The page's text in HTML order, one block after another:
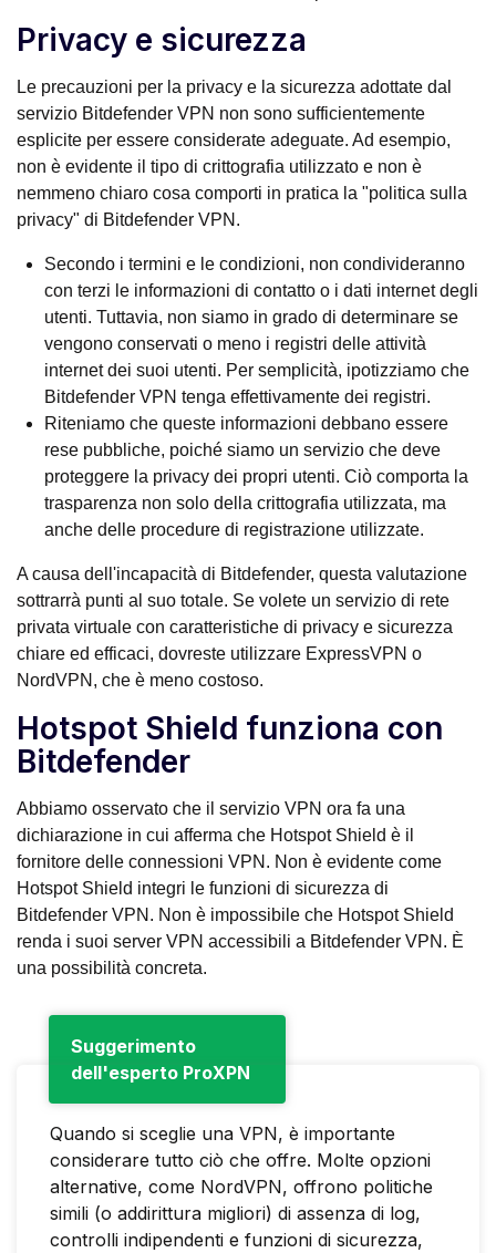
Privacy e sicurezza
Le precauzioni per la privacy e la sicurezza adottate dal
servizio Bitdefender VPN non sono sufficientemente
esplicite per essere considerate adeguate. Ad esempio,
non è evidente il tipo di crittografia utilizzato e non è
nemmeno chiaro cosa comporti in pratica la "politica sulla
privacy" di Bitdefender VPN.
Secondo i termini e le condizioni, non condivideranno
con terzi le informazioni di contatto o i dati internet degli
utenti. Tuttavia, non siamo in grado di determinare se
vengono conservati o meno i registri delle attività
internet dei suoi utenti. Per semplicità, ipotizziamo che
Bitdefender VPN tenga effettivamente dei registri.
Riteniamo che queste informazioni debbano essere
rese pubbliche, poiché siamo un servizio che deve
proteggere la privacy dei propri utenti. Ciò comporta la
trasparenza non solo della crittografia utilizzata, ma
anche delle procedure di registrazione utilizzate.
A causa dell'incapacità di Bitdefender, questa valutazione
sottrarrà punti al suo totale. Se volete un servizio di rete
privata virtuale con caratteristiche di privacy e sicurezza
chiare ed efficaci, dovreste utilizzare ExpressVPN o
NordVPN, che è meno costoso.
Hotspot Shield funziona con
Bitdefender
Abbiamo osservato che il servizio VPN ora fa una
dichiarazione in cui afferma che Hotspot Shield è il
fornitore delle connessioni VPN. Non è evidente come
Hotspot Shield integri le funzioni di sicurezza di
Bitdefender VPN. Non è impossibile che Hotspot Shield
renda i suoi server VPN accessibili a Bitdefender VPN. È
una possibilità concreta.
Suggerimento
dell'esperto ProXPN
Quando si sceglie una VPN, è importante
considerare tutto ciò che offre. Molte opzioni
alternative, come NordVPN, offrono politiche
simili (o addirittura migliori) di assenza di log,
controlli indipendenti e funzioni di sicurezza,